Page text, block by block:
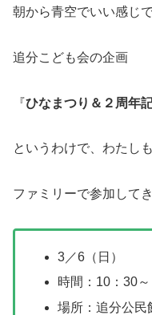
朝から青空でいい感じで
追分こども会の企画
『ひなまつり＆２周年
というわけで、わたし
ファミリーで参加してき
3／6（日）
時間：10：30～
場所：追分公民